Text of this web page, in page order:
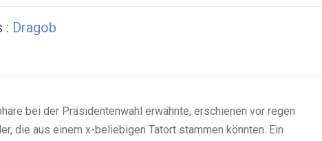
: Dragob
bei der Präsidentenwahl erwähnte, erschienen vor regen
die aus einem x-beliebigen Tatort stammen könnten. Ein